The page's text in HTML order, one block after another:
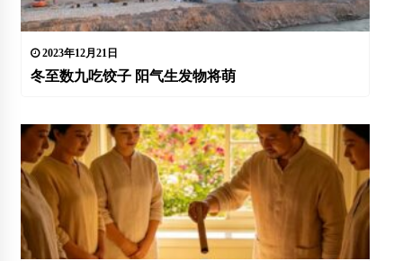
2023年12月21日
冬至数九吃饺子 阳气生发物将萌